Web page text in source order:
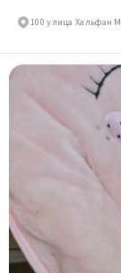
100 улица Хальфан